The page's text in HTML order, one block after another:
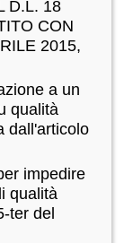
D.L. 18
CON
2015,
a un
qualità
dall'articolo
impedire
qualità
ter del